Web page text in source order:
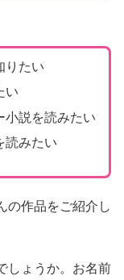
りたい
い
小説を読みたい
読みたい
の作品をご紹介し
しょうか。お名前